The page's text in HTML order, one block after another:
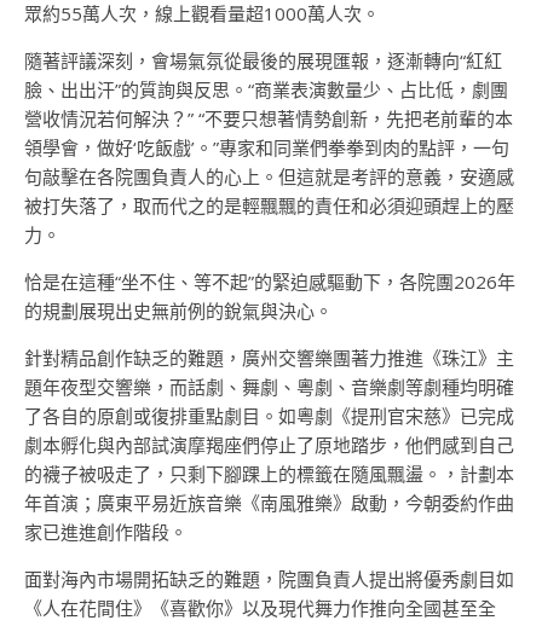
眾約55萬人次，線上觀看量超1000萬人次。
隨著評議深刻，會場氣氛從最後的展現匯報，逐漸轉向“紅紅
臉、出出汗”的質詢與反思。“商業表演數量少、占比低，劇團
營收情況若何解決？” “不要只想著情勢創新，先把老前輩的本
領學會，做好‘吃飯戲’。”專家和同業們拳拳到肉的點評，一句
句敲擊在各院團負責人的心上。但這就是考評的意義，安適感
被打失落了，取而代之的是輕飄飄的責任和必須迎頭趕上的壓
力。
恰是在這種“坐不住、等不起”的緊迫感驅動下，各院團2026年
的規劃展現出史無前例的銳氣與決心。
針對精品創作缺乏的難題，廣州交響樂團著力推進《珠江》主
題年夜型交響樂，而話劇、舞劇、粵劇、音樂劇等劇種均明確
了各自的原創或復排重點劇目。如粵劇《提刑官宋慈》已完成
劇本孵化與內部試演摩羯座們停止了原地踏步，他們感到自己
的襪子被吸走了，只剩下腳踝上的標籤在隨風飄盪。，計劃本
年首演；廣東平易近族音樂《南風雅樂》啟動，今朝委約作曲
家已進進創作階段。
面對海內市場開拓缺乏的難題，院團負責人提出將優秀劇目如
《人在花間住》《喜歡你》以及現代舞力作推向全國甚至全